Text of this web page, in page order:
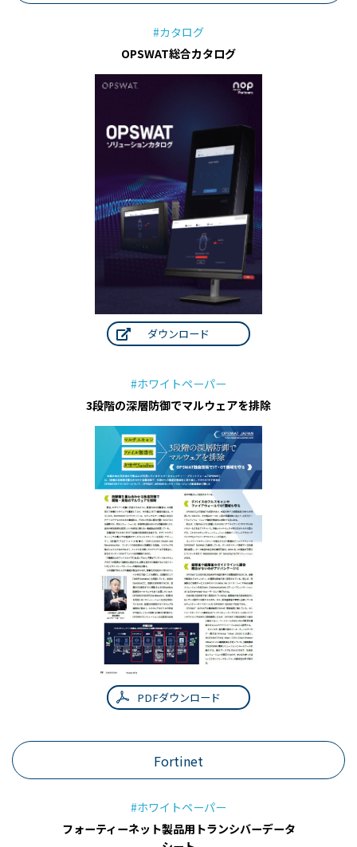
#カタログ
OPSWAT総合カタログ
ダウンロード
#ホワイトペーパー
3段階の深層防御でマルウェアを排除
PDFダウンロード
Fortinet
#ホワイトペーパー
フォーティーネット製品用トランシバーデータ